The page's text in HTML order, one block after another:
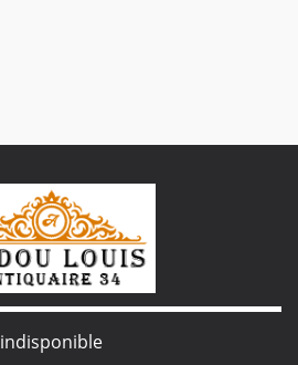
indisponible